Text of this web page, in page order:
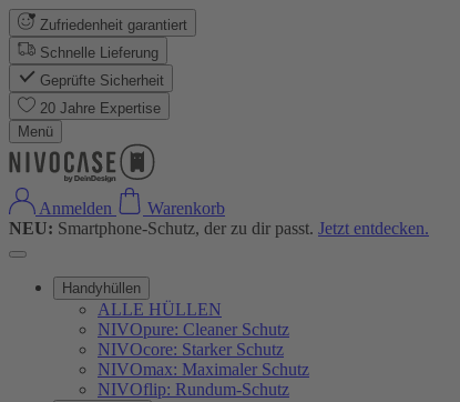
Zufriedenheit garantiert
Schnelle Lieferung
Geprüfte Sicherheit
20 Jahre Expertise
Menü
Anmelden
Warenkorb
NEU: Smartphone-Schutz, der zu dir passt. Jetzt entdecken.
Handyhüllen
ALLE HÜLLEN
NIVOpure: Cleaner Schutz
NIVOcore: Starker Schutz
NIVOmax: Maximaler Schutz
NIVOflip: Rundum-Schutz